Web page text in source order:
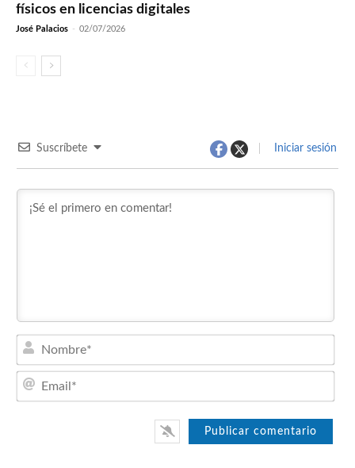
físicos en licencias digitales
José Palacios - 02/07/2026
Suscríbete Iniciar sesión